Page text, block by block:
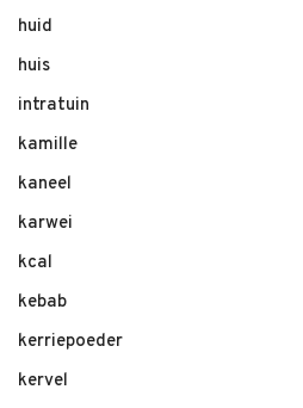
huid
huis
intratuin
kamille
kaneel
karwei
kcal
kebab
kerriepoeder
kervel